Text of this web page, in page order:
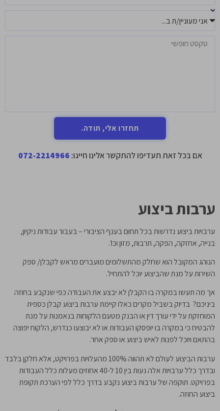
תחזרו אלי, תודה.
אם בכל זאת תעדיפו להתקשר אלינו חייגו: 072-2214966
ערבות ביצוע
ערבויות ביצוע נדרשות בכל תחום בענף הציבורי – בעבור עבודות ניקיון,
בנייה, אחזקה, הפקה, תרבות, מזון וכו’.
הנוהג המקובל הוא שחלק מהתשלומים מועברים מראש לקבלן/ ספק
השירות על מנת שהביצוע יוכל להתחיל.
אך מה תעשו במקרה בו הקבלן לא יבצע את העבודה כפי שנקבע בחוזה
ביניכם? בדיוק בשביל מקרים כאלו קיימת ערבות ביצוע קבלן כספית
המוחזקת על ידי עורך דין או הבנק מטעם הלקוחות בנאמנות על מנת
להבטיח כי במקרה בו יופסקו העבודות או לא יבוצעו כנדרש, הלקוח יפוצה
בהתאם ויוכל לפנות לאיש ביצוע או ספק אחר.
ערבות הביצוע לעולם לא תהווה 100% מהעלויות בפרויקט, אלא חלקן בלבד
ובדרך כלל ערבויות אלה נעות בין 10 ל-40 אחוזים מעלות כלל העבודות
בפרויקט. תוקפה של ערבות ביצוע נקבע בדרך כלל לפי הערכת תקופת
ביצוע החוזה.